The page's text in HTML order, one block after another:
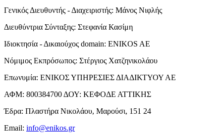
Γενικός Διευθυντής - Διαχειριστής: Μάνος Νιφλής
Διευθύντρια Σύνταξης: Στεφανία Κασίμη
Ιδιοκτησία - Δικαιούχος domain: ENIKOS AE
Νόμιμος Εκπρόσωπος: Στέργιος Χατζηνικολάου
Επωνυμία: ΕΝΙΚΟΣ ΥΠΗΡΕΣΙΕΣ ΔΙΑΔΙΚΤΥΟΥ ΑΕ
ΑΦΜ: 800384700 ΔΟΥ: ΚΕΦΟΔΕ ΑΤΤΙΚΗΣ
Έδρα: Πλαστήρα Νικολάου, Μαρούσι, 151 24
Email: info@enikos.gr